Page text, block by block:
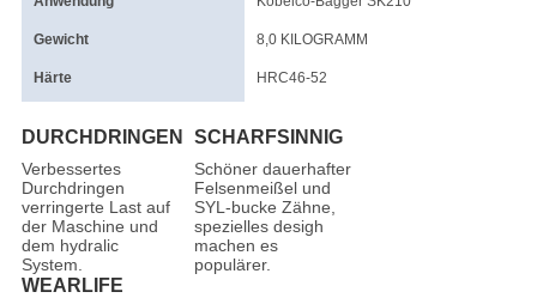
Gewicht 8,0 KILOGRAMM
Härte HRC46-52
DURCHDRINGEN
Verbessertes
Durchdringen
verringerte Last auf
der Maschine und
dem hydralic
System.
SCHARFSINNIG
Schöner dauerhafter
Felsenmeißel und
SYL-bucke Zähne,
spezielles desigh
machen es
populärer.
WEARLIFE